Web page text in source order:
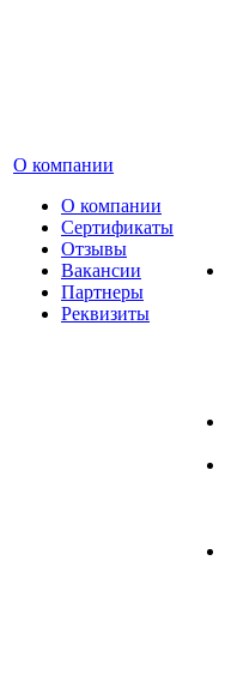
О компании
О компании
Сертификаты
Отзывы
Вакансии
Партнеры
Реквизиты